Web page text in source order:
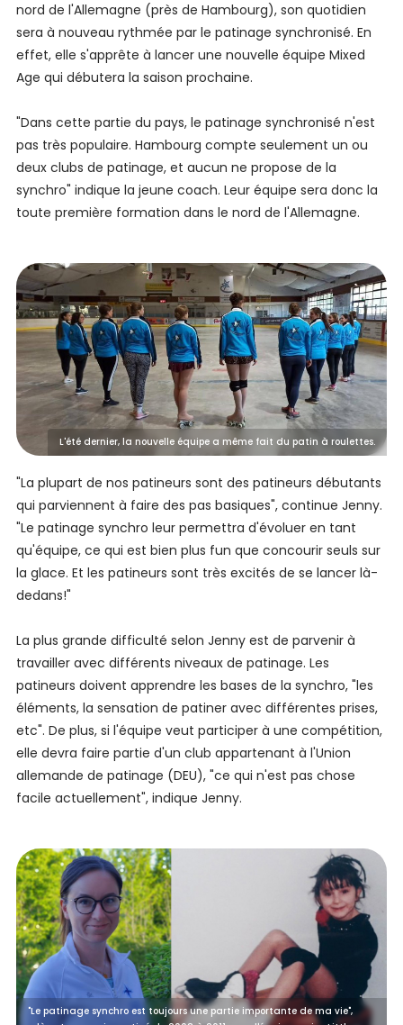
nord de l'Allemagne (près de Hambourg), son quotidien
sera à nouveau rythmée par le patinage synchronisé. En
effet, elle s'apprête à lancer une nouvelle équipe Mixed
Age qui débutera la saison prochaine.
"Dans cette partie du pays, le patinage synchronisé n'est
pas très populaire. Hambourg compte seulement un ou
deux clubs de patinage, et aucun ne propose de la
synchro" indique la jeune coach. Leur équipe sera donc la
toute première formation dans le nord de l'Allemagne.
L'été dernier, la nouvelle équipe a même fait du patin à roulettes.
"La plupart de nos patineurs sont des patineurs débutants
qui parviennent à faire des pas basiques", continue Jenny.
"Le patinage synchro leur permettra d'évoluer en tant
qu'équipe, ce qui est bien plus fun que concourir seuls sur
la glace. Et les patineurs sont très excités de se lancer là-
dedans!"
La plus grande difficulté selon Jenny est de parvenir à
travailler avec différents niveaux de patinage. Les
patineurs doivent apprendre les bases de la synchro, "les
éléments, la sensation de patiner avec différentes prises,
etc". De plus, si l'équipe veut participer à une compétition,
elle devra faire partie d'un club appartenant à l'Union
allemande de patinage (DEU), "ce qui n'est pas chose
facile actuellement", indique Jenny.
"Le patinage synchro est toujours une partie importante de ma vie",